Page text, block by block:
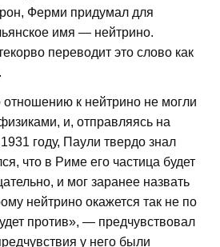
Ферми придумал для
имя — нейтрино.
переводит это слово как
отношению к нейтрино не могли
и, отправляясь на
году, Паули твердо знал
что в Риме его частица будет
и мог заранее назвать
нейтрино окажется так не по
против», — предчувствовал
у него были